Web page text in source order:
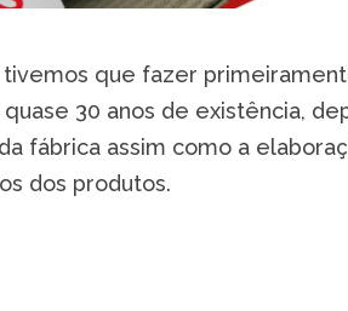
tivemos que fazer
30 anos de existência,
fábrica assim como a
dos produtos.